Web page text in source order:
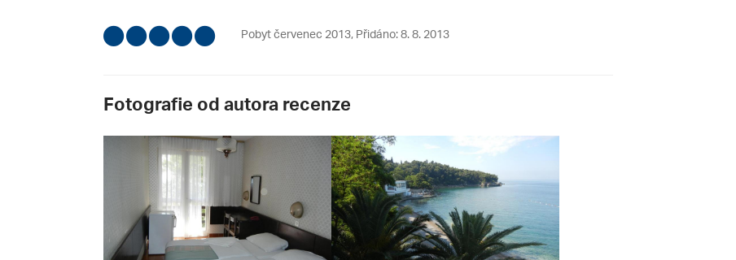
Pobyt červenec 2013, Přidáno: 8. 8. 2013
Fotografie od autora recenze